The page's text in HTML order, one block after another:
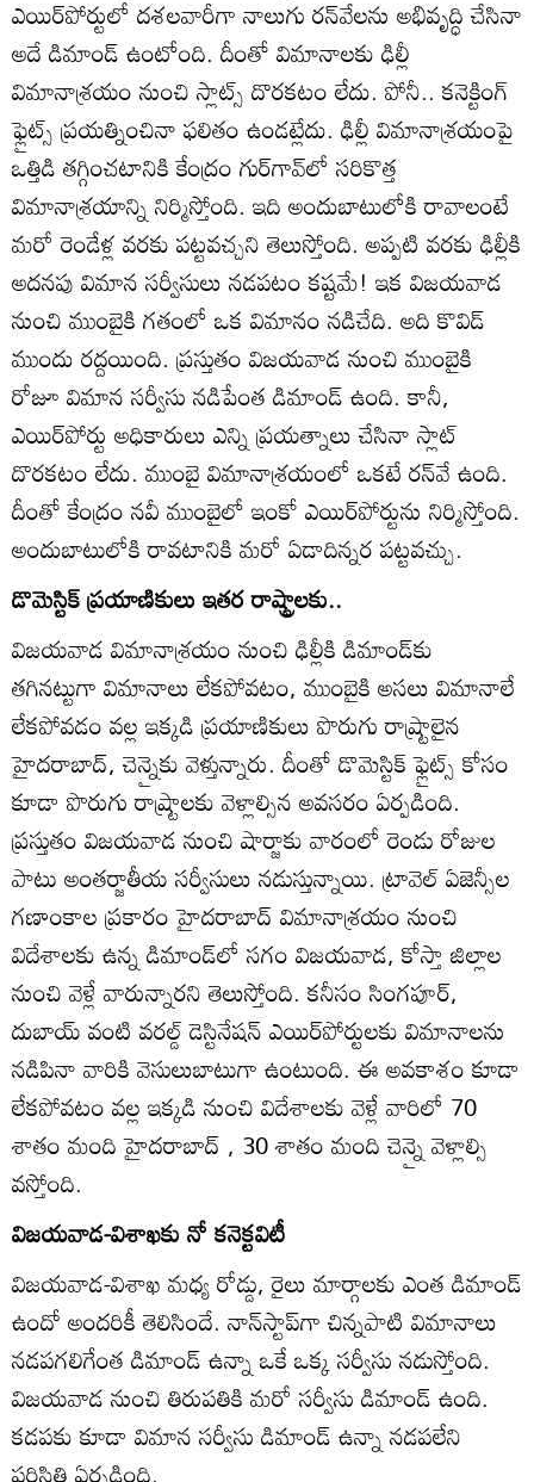
ఎయిర్‌పోర్టులో దశలవారీగా నాలుగు రన్‌వేలను అభివృద్ధి చేసినా
అదే డిమాండ్‌ ఉంటోంది. దీంతో విమానాలకు ఢిల్లీ
విమానాశ్రయం నుంచి స్లాట్స్‌ దొరకటం లేదు. పోనీ.. కనెక్టింగ్‌
ఫ్లైట్స్‌ ప్రయత్నించినా ఫలితం ఉండట్లేదు. ఢిల్లీ విమానాశ్రయంపై
ఒత్తిడి తగ్గించటానికి కేంద్రం గుర్‌గావ్‌లో సరికొత్త
విమానాశ్రయాన్ని నిర్మిస్తోంది. ఇది అందుబాటులోకి రావాలంటే
మరో రెండేళ్ల వరకు పట్టవచ్చని తెలుస్తోంది. అప్పటి వరకు ఢిల్లీకి
అదనపు విమాన సర్వీసులు నడపటం కష్టమే! ఇక విజయవాడ
నుంచి ముంబైకి గతంలో ఒక విమానం నడిచేది. అది కొవిడ్‌
ముందు రద్దయింది. ప్రస్తుతం విజయవాడ నుంచి ముంబైకి
రోజూ విమాన సర్వీసు నడిపేంత డిమాండ్‌ ఉంది. కానీ,
ఎయిర్‌పోర్టు అధికారులు ఎన్ని ప్రయత్నాలు చేసినా స్లాట్‌
దొరకటం లేదు. ముంబై విమానాశ్రయంలో ఒకటే రన్‌వే ఉంది.
దీంతో కేంద్రం నవీ ముంబైలో ఇంకో ఎయిర్‌పోర్టును నిర్మిస్తోంది.
అందుబాటులోకి రావటానికి మరో ఏడాదిన్నర పట్టవచ్చు.
డొమెస్టిక్‌ ప్రయాణికులు ఇతర రాష్ట్రాలకు..
విజయవాడ విమానాశ్రయం నుంచి ఢిల్లీకి డిమాండ్‌కు
తగినట్టుగా విమానాలు లేకపోవటం, ముంబైకి అసలు విమానాలే
లేకపోవడం వల్ల ఇక్కడి ప్రయాణికులు పొరుగు రాష్ర్టాలైన
హైదరాబాద్‌, చెన్నైకు వెళ్తున్నారు. దీంతో డొమెస్టిక్‌ ఫ్లైట్స్‌ కోసం
కూడా పొరుగు రాష్ర్టాలకు వెళ్లాల్సిన అవసరం ఏర్పడింది.
ప్రస్తుతం విజయవాడ నుంచి షార్జాకు వారంలో రెండు రోజుల
పాటు అంతర్జాతీయ సర్వీసులు నడుస్తున్నాయి. ట్రావెల్‌ ఏజెన్సీల
గణాంకాల ప్రకారం హైదరాబాద్‌ విమానాశ్రయం నుంచి
విదేశాలకు ఉన్న డిమాండ్‌లో సగం విజయవాడ, కోస్తా జిల్లాల
నుంచి వెళ్లే వారున్నారని తెలుస్తోంది. కనీసం సింగపూర్‌,
దుబాయ్‌ వంటి వరల్డ్‌ డెస్టినేషన్‌ ఎయిర్‌పోర్టులకు విమానాలను
నడిపినా వారికి వెసులుబాటుగా ఉంటుంది. ఈ అవకాశం కూడా
లేకపోవటం వల్ల ఇక్కడి నుంచి విదేశాలకు వెళ్లే వారిలో 70
శాతం మంది హైదరాబాద్‌ , 30 శాతం మంది చెన్నై వెళ్లాల్సి
వస్తోంది.
విజయవాడ-విశాఖకు నో కనెక్టవిటీ
విజయవాడ-విశాఖ మధ్య రోడ్డు, రైలు మార్గాలకు ఎంత డిమాండ్‌
ఉందో అందరికీ తెలిసిందే. నాన్‌స్టాప్‌గా చిన్నపాటి విమానాలు
నడపగలిగేంత డిమాండ్‌ ఉన్నా ఒకే ఒక్క సర్వీసు నడుస్తోంది.
విజయవాడ నుంచి తిరుపతికి మరో సర్వీసు డిమాండ్‌ ఉంది.
కడపకు కూడా విమాన సర్వీసు డిమాండ్‌ ఉన్నా నడపలేని